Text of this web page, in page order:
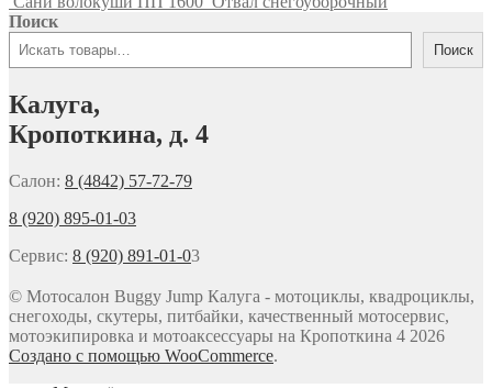
Поиск
Поиск
Калуга,
Кропоткина, д. 4
Салон: 8 (4842) 57-72-79
8 (920) 895-01-03
Сервис: 8 (920) 891-01-03
© Мотосалон Buggy Jump Калуга - мотоциклы, квадроциклы,
снегоходы, скутеры, питбайки, качественный мотосервис,
мотоэкипировка и мотоаксессуары на Кропоткина 4 2026
Создано с помощью WooCommerce.